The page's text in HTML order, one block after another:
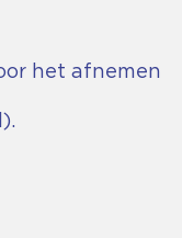
het afnemen